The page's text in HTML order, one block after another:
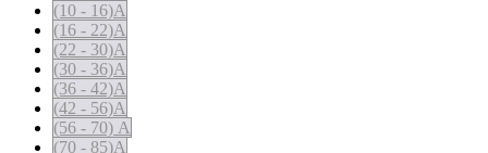
(10 - 16)А
(16 - 22)А
(22 - 30)А
(30 - 36)А
(36 - 42)А
(42 - 56)А
(56 - 70) А
(70 - 85)А